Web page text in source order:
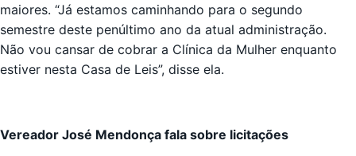
maiores. “Já estamos caminhando para o segundo
semestre deste penúltimo ano da atual administração.
Não vou cansar de cobrar a Clínica da Mulher enquanto
estiver nesta Casa de Leis”, disse ela.
Vereador José Mendonça fala sobre licitações